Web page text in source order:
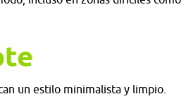
un estilo minimalista y limpio.